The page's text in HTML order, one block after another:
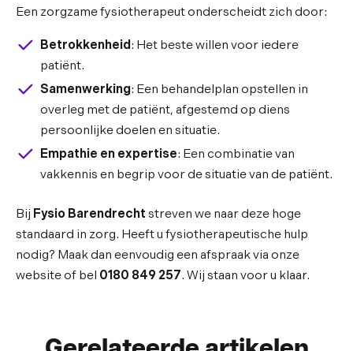
Een zorgzame fysiotherapeut onderscheidt zich door:
Betrokkenheid: Het beste willen voor iedere
patiënt.
Samenwerking: Een behandelplan opstellen in
overleg met de patiënt, afgestemd op diens
persoonlijke doelen en situatie.
Empathie en expertise: Een combinatie van
vakkennis en begrip voor de situatie van de patiënt.
Bij Fysio Barendrecht streven we naar deze hoge
standaard in zorg. Heeft u fysiotherapeutische hulp
nodig? Maak dan eenvoudig een afspraak via onze
website of bel 0180 849 257. Wij staan voor u klaar.